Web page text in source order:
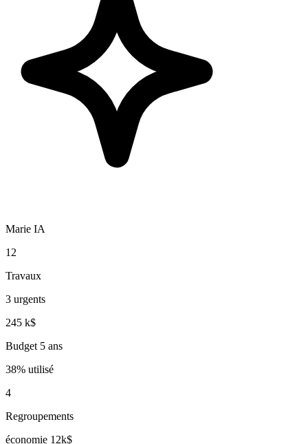
Marie IA
12
Travaux
3 urgents
245 k$
Budget 5 ans
38% utilisé
4
Regroupements
économie 12k$